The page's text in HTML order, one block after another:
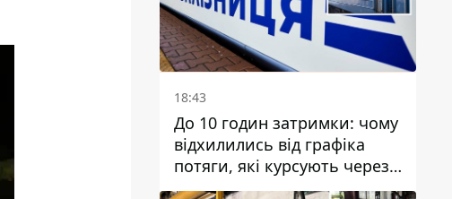
18:43
До 10 годин затримки: чому
відхилились від графіка
потяги, які курсують через
Дніпро та область